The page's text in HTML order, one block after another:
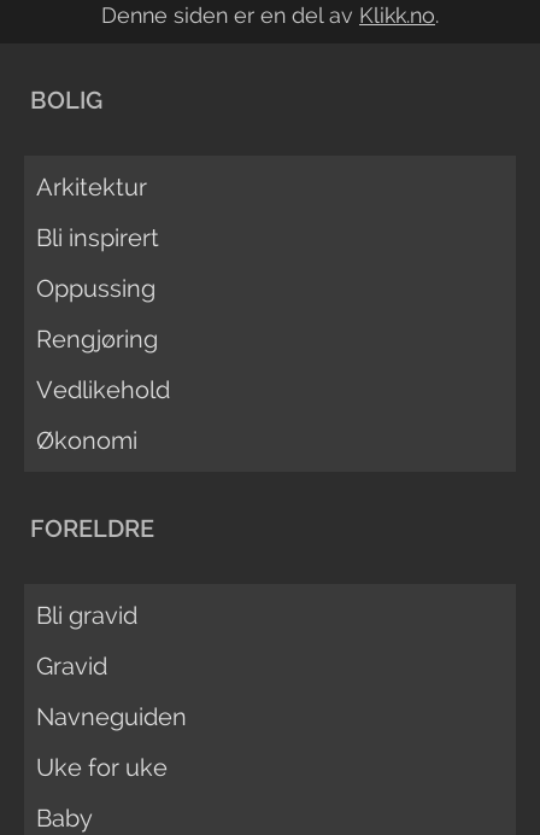
Denne siden er en del av Klikk.no.
BOLIG
Arkitektur
Bli inspirert
Oppussing
Rengjøring
Vedlikehold
Økonomi
FORELDRE
Bli gravid
Gravid
Navneguiden
Uke for uke
Baby